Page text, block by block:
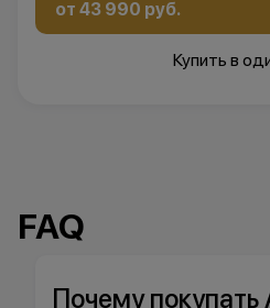
от 43 990 руб.
Купить в
FAQ
Почему покупать